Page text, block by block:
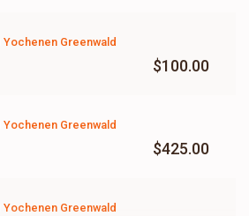
Yochenen Greenwald
$100.00
Yochenen Greenwald
$425.00
Yochenen Greenwald